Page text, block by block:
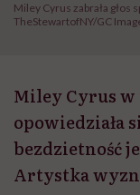
Miley Cyrus zabrała
TheStewartofNY/GC
Miley Cyrus
opowiedziała
bezdzietność
Artystka